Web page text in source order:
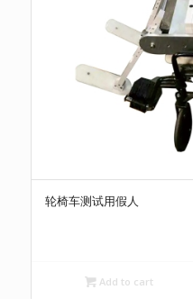
轮椅车测试用假人
Add to cart